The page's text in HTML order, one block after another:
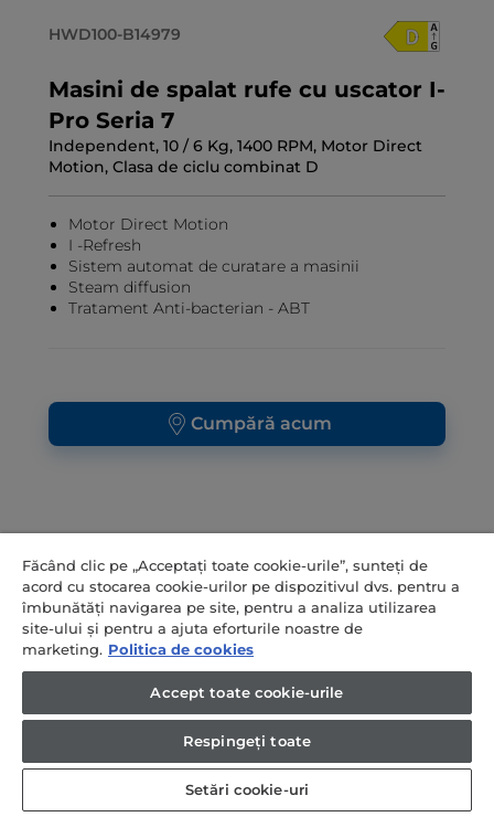
HWD100-B14979
Masini de spalat rufe cu uscator I-
Pro Seria 7
Independent, 10 / 6 Kg, 1400 RPM, Motor Direct
Motion, Clasa de ciclu combinat D
Motor Direct Motion
I -Refresh
Sistem automat de curatare a masinii
Steam diffusion
Tratament Anti-bacterian - ABT
Cumpără acum
Făcând clic pe „Acceptați toate cookie-urile”, sunteți de
acord cu stocarea cookie-urilor pe dispozitivul dvs. pentru a
îmbunătăți navigarea pe site, pentru a analiza utilizarea
site-ului și pentru a ajuta eforturile noastre de
marketing. Politica de cookies
Accept toate cookie-urile
Respingeți toate
Setări cookie-uri